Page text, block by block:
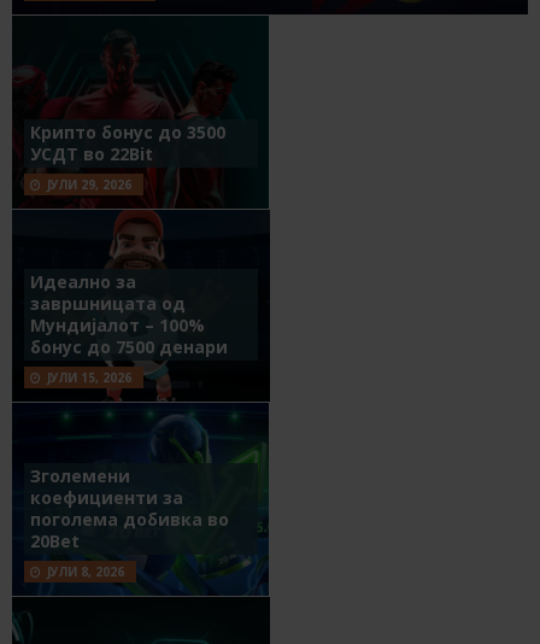
Крипто бонус до 3500
УСДТ во 22Bit
ЈУЛИ 29, 2026
Идеално за
завршницата од
Мундијалот – 100%
бонус до 7500 денари
ЈУЛИ 15, 2026
Зголемени
коефициенти за
поголема добивка во
20Bet
ЈУЛИ 8, 2026